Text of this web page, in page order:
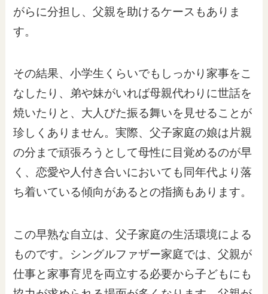
がらに分担し、父親を助けるケースもありま
す。
その結果、小学生くらいでもしっかり家事をこ
なしたり、弟や妹がいれば母親代わりに世話を
焼いたりと、大人びた振る舞いを見せることが
珍しくありません。実際、父子家庭の娘は片親
の分まで頑張ろうとして母性に目覚めるのが早
く、恋愛や人付き合いにおいても同年代より落
ち着いている傾向があるとの指摘もあります。
この早熟な自立は、父子家庭の生活環境による
ものです。シングルファザー家庭では、父親が
仕事と家事育児を両立する必要から子どもにも